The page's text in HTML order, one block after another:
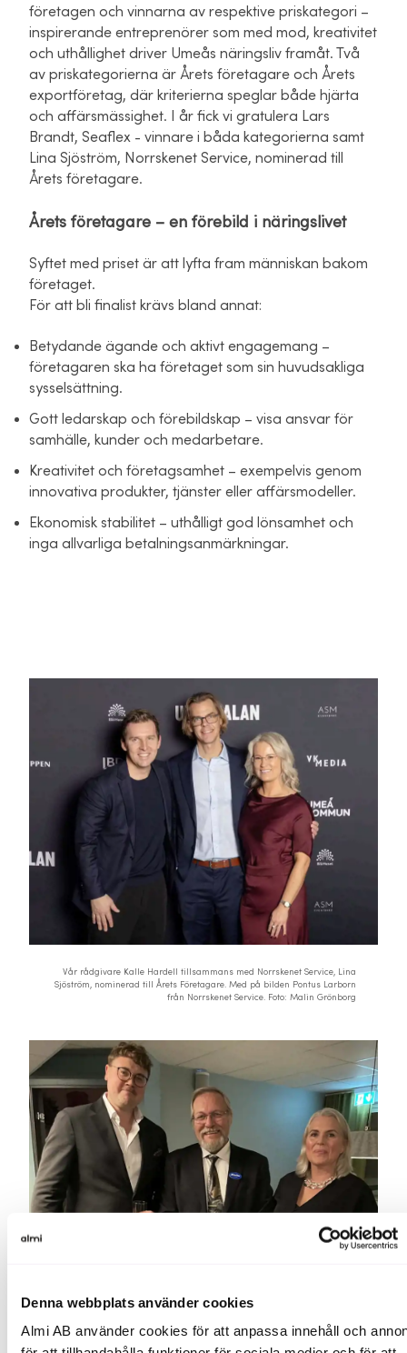
Denna webbplats använder cookies
Almi AB använder cookies för att anpassa innehåll och
företagen och vinnarna av respektive priskategori –
inspirerande entreprenörer som med mod, kreativitet
och uthållighet driver Umeås näringsliv framåt. Två
av priskategorierna är Årets företagare och Årets
exportföretag, där kriterierna speglar både hjärta
och affärsmässighet. I år fick vi gratulera Lars
Brandt, Seaflex - vinnare i båda kategorierna samt
Lina Sjöström, Norrskenet Service, nominerad till
Årets företagare.
Årets företagare – en förebild i näringslivet
Syftet med priset är att lyfta fram människan bakom
företaget.
För att bli finalist krävs bland annat:
Betydande ägande och aktivt engagemang –
företagaren ska ha företaget som sin huvudsakliga
sysselsättning.
Gott ledarskap och förebildskap – visa ansvar för
samhälle, kunder och medarbetare.
Kreativitet och företagsamhet – exempelvis genom
innovativa produkter, tjänster eller affärsmodeller.
Ekonomisk stabilitet – uthålligt god lönsamhet och
inga allvarliga betalningsanmärkningar.
Vår rådgivare Kalle Hardell tillsammans med Norrskenet Service, Lina
Sjöström, nominerad till Årets Företagare. Med på bilden Pontus Larborn
från Norrskenet Service. Foto: Malin Grönborg